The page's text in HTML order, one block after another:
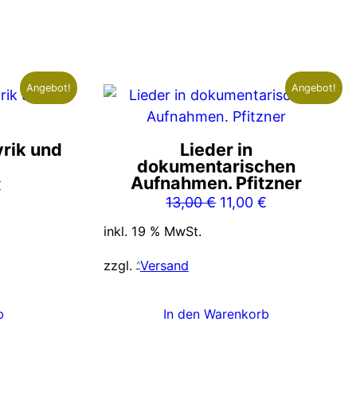
Angebot!
und
Angebot!
Lieder in
dokumentarischen
Aufnahmen. Pfitzner
13,00€ Ursprünglicher
11,00€
inkl. 19 % MwSt.
zzgl. Versand
In den Warenkorb